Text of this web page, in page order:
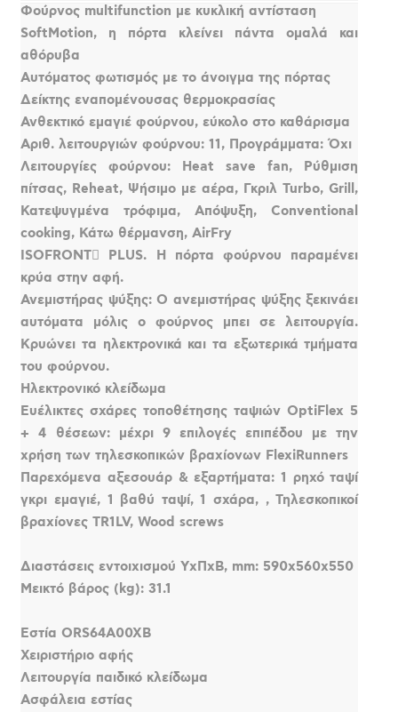
Φούρνος multifunction με κυκλική αντίσταση
SoftMotion, η πόρτα κλείνει πάντα ομαλά και
αθόρυβα
Αυτόματος φωτισμός με το άνοιγμα της πόρτας
Δείκτης εναπομένουσας θερμοκρασίας
Ανθεκτικό εμαγιέ φούρνου, εύκολο στο καθάρισμα
Αριθ. λειτουργιών φούρνου: 11, Προγράμματα: Όχι
Λειτουργίες φούρνου: Heat save fan, Ρύθμιση
πίτσας, Reheat, Ψήσιμο με αέρα, Γκριλ Turbo, Grill,
Κατεψυγμένα τρόφιμα, Απόψυξη, Conventional
cooking, Κάτω θέρμανση, AirFry
ISOFRONT PLUS. Η πόρτα φούρνου παραμένει
κρύα στην αφή.
Ανεμιστήρας ψύξης: Ο ανεμιστήρας ψύξης ξεκινάει
αυτόματα μόλις ο φούρνος μπει σε λειτουργία.
Κρυώνει τα ηλεκτρονικά και τα εξωτερικά τμήματα
του φούρνου.
Ηλεκτρονικό κλείδωμα
Ευέλικτες σχάρες τοποθέτησης ταψιών OptiFlex 5
+ 4 θέσεων: μέχρι 9 επιλογές επιπέδου με την
χρήση των τηλεσκοπικών βραχίονων FlexiRunners
Παρεχόμενα αξεσουάρ & εξαρτήματα: 1 ρηχό ταψί
γκρι εμαγιέ, 1 βαθύ ταψί, 1 σχάρα, , Τηλεσκοπικοί
βραχίονες TR1LV, Wood screws
Διαστάσεις εντοιχισμού ΥxΠxΒ, mm: 590x560x550
Μεικτό βάρος (kg): 31.1
Εστία ORS64A00XB
Χειριστήριο αφής
Λειτουργία παιδικό κλείδωμα
Ασφάλεια εστίας